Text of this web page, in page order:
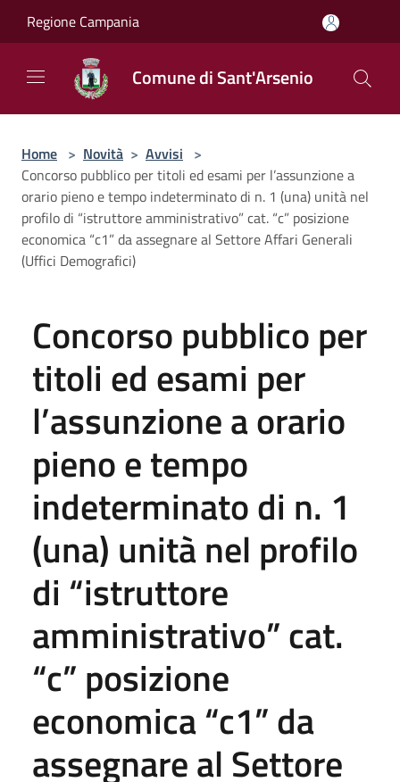
Regione Campania
Comune di Sant'Arsenio
Home > Novità > Avvisi >
Concorso pubblico per titoli ed esami per l’assunzione a
orario pieno e tempo indeterminato di n. 1 (una) unità nel
profilo di “istruttore amministrativo” cat. “c” posizione
economica “c1” da assegnare al Settore Affari Generali
(Uffici Demografici)
Concorso pubblico per
titoli ed esami per
l’assunzione a orario
pieno e tempo
indeterminato di n. 1
(una) unità nel profilo
di “istruttore
amministrativo” cat.
“c” posizione
economica “c1” da
assegnare al Settore